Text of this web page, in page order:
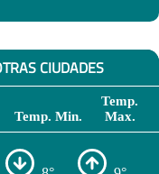
CIUDADES
Temp. Min.
Temp.
Max.